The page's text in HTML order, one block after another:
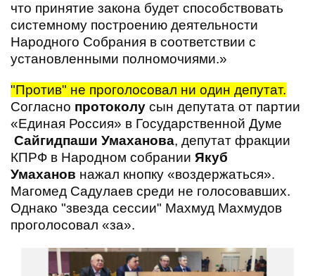
что принятие закона будет способствовать
системному построению деятельности
Народного Собрания в соответствии с
установленными полномочиями.»
"Против" не проголосовал ни один депутат.
Согласно протоколу сын депутата от партии
«Единая Россия» в Государственной Думе
Сайгидпаши Умаханова, депутат фракции
КПРФ в Народном собрании Якуб
Умаханов нажал кнопку «воздержаться».
Магомед Садулаев среди не голосовавших.
Однако "звезда сессии" Махмуд Махмудов
проголосовал «за».